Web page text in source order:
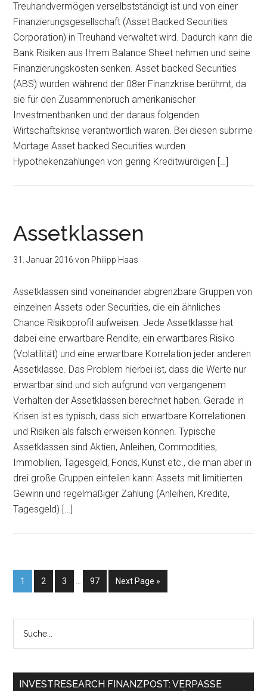
Treuhandvermögen verselbstständigt ist und von einer
Finanzierungsgesellschaft (Asset Backed Securities
Corporation) in Treuhand verwaltet wird. Dadurch kann die
Bank Risiken aus Ihrem Balance Sheet nehmen und seine
Finanzierungskosten senken. Asset backed Securities
(ABS) wurden während der 08er Finanzkrise berühmt, da
sie für den Zusammenbruch amerikanischer
Investmentbanken und der daraus folgenden
Wirtschaftskrise verantwortlich waren. Bei diesen subrime
Mortage Asset backed Securities wurden
Hypothekenzahlungen von gering Kreditwürdigen […]
Assetklassen
31. Januar 2016 von Philipp Haas
Assetklassen sind voneinander abgrenzbare Gruppen von
einzelnen Assets oder Securities, die ein ähnliches
Chance Risikoprofil aufweisen. Jede Assetklasse hat
dabei eine erwartbare Rendite, ein erwartbares Risiko
(Volatilität) und eine erwartbare Korrelation jeder anderen
Assetklasse. Das Problem hierbei ist, dass die Werte nur
erwartbar sind und sich aufgrund von vergangenem
Verhalten der Assetklassen berechnet haben. Gerade in
Krisen ist es typisch, dass sich erwartbare Korrelationen
und Risiken als falsch erweisen können. Typische
Assetklassen sind Aktien, Anleihen, Commodities,
Immobilien, Tagesgeld, Fonds, Kunst etc., die man aber in
drei große Gruppen einteilen kann: Assets mit limitierten
Gewinn und regelmäßiger Zahlung (Anleihen, Kredite,
Tagesgeld) […]
1 2 3 97 Next Page »
INVESTRESEARCH FINANZPOST: VERPASSE